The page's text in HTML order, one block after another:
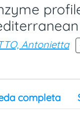
Antonietta
completa